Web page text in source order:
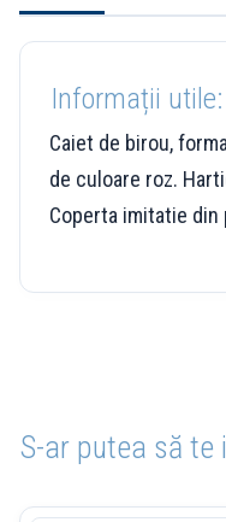
Informații utile:
Caiet de birou,
de culoare roz.
Coperta imitatie din
S-ar putea să te